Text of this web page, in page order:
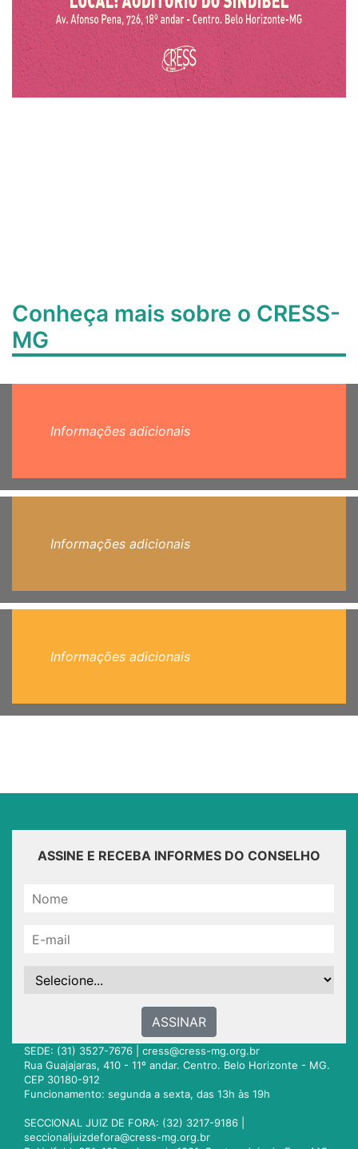
Conheça mais sobre o CRESS-
MG
Informações adicionais
Informações adicionais
Informações adicionais
ASSINE E RECEBA INFORMES DO CONSELHO
ASSINAR
SEDE: (31) 3527-7676 | cress@cress-mg.org.br
Rua Guajajaras, 410 - 11º andar. Centro. Belo Horizonte - MG.
CEP 30180-912
Funcionamento: segunda a sexta, das 13h às 19h
SECCIONAL JUIZ DE FORA: (32) 3217-9186 |
seccionaljuizdefora@cress-mg.org.br